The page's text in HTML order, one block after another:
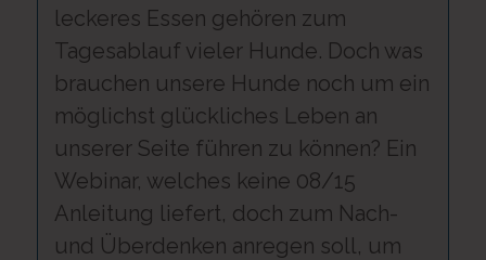
leckeres Essen gehören zum
Tagesablauf vieler Hunde. Doch was
brauchen unsere Hunde noch um ein
möglichst glückliches Leben an
unserer Seite führen zu können? Ein
Webinar, welches keine 08/15
Anleitung liefert, doch zum Nach-
und Überdenken anregen soll, um